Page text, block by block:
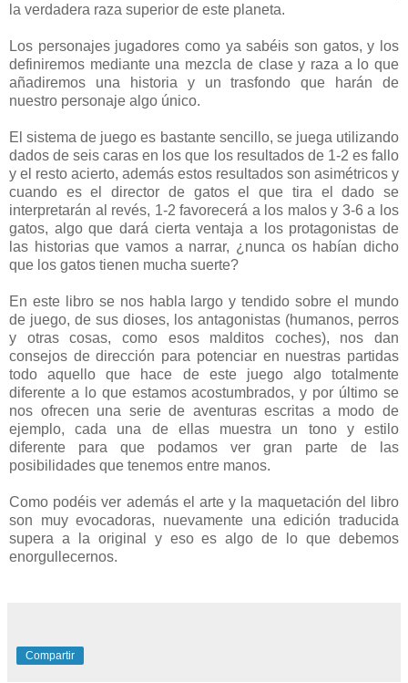
la verdadera raza superior de este planeta.
Los personajes jugadores como ya sabéis son gatos, y los
definiremos mediante una mezcla de clase y raza a lo que
añadiremos una historia y un trasfondo que harán de
nuestro personaje algo único.
El sistema de juego es bastante sencillo, se juega utilizando
dados de seis caras en los que los resultados de 1-2 es fallo
y el resto acierto, además estos resultados son asimétricos y
cuando es el director de gatos el que tira el dado se
interpretarán al revés, 1-2 favorecerá a los malos y 3-6 a los
gatos, algo que dará cierta ventaja a los protagonistas de
las historias que vamos a narrar, ¿nunca os habían dicho
que los gatos tienen mucha suerte?
En este libro se nos habla largo y tendido sobre el mundo
de juego, de sus dioses, los antagonistas (humanos, perros
y otras cosas, como esos malditos coches), nos dan
consejos de dirección para potenciar en nuestras partidas
todo aquello que hace de este juego algo totalmente
diferente a lo que estamos acostumbrados, y por último se
nos ofrecen una serie de aventuras escritas a modo de
ejemplo, cada una de ellas muestra un tono y estilo
diferente para que podamos ver gran parte de las
posibilidades que tenemos entre manos.
Como podéis ver además el arte y la maquetación del libro
son muy evocadoras, nuevamente una edición traducida
supera a la original y eso es algo de lo que debemos
enorgullecernos.
Compartir